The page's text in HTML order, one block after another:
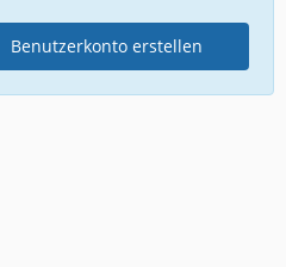
Benutzerkonto erstellen